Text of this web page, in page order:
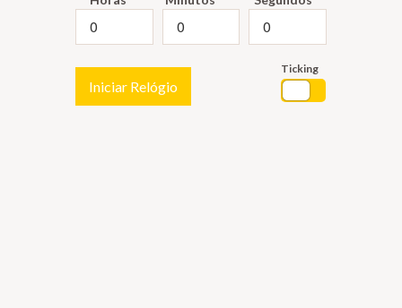
Iniciar Relógio
Ticking